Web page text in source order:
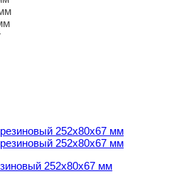
252х80х67 мм
252х80х67 мм